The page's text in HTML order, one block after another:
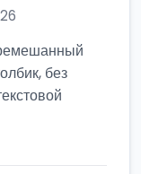
без